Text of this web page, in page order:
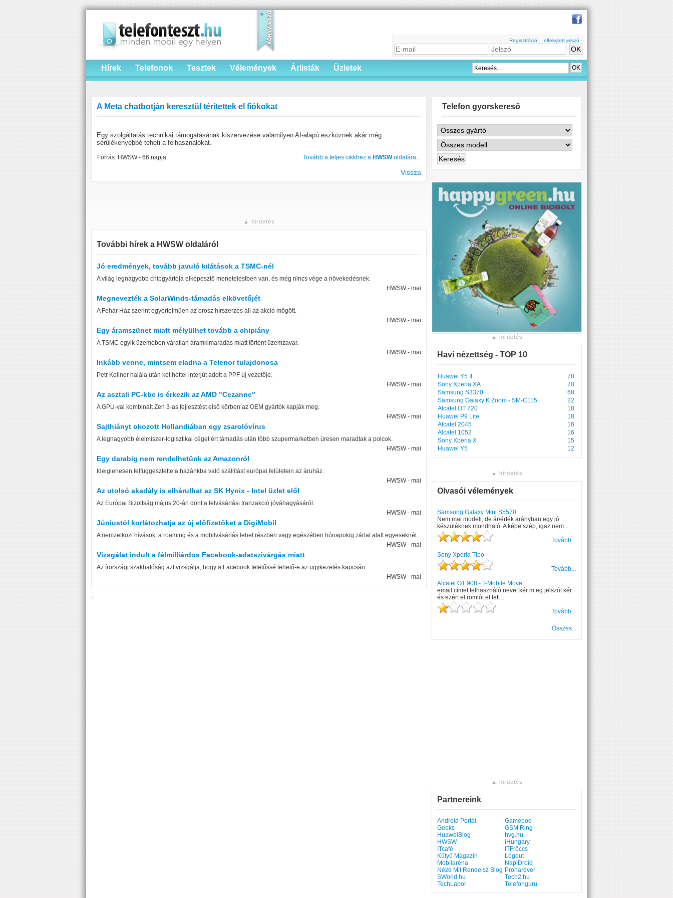
Regisztráció elfelejtett jelszó
Hírek Telefonok Tesztek Vélemények Árlisták Üzletek
A Meta chatbotján keresztül térítettek el fiókokat
Egy szolgáltatás technikai támogatásának kiszervezése valamilyen AI-alapú eszköznek akár még
sérülékenyebbé teheti a felhasználókat.
Forrás: HWSW - 66 napja Tovább a teljes cikkhez a HWSWoldalára...
Vissza
▲ hirdetés
További hírek a HWSW oldaláról
Jó eredmények, tovább javuló kilátások a TSMC-nél
A világ legnagyobb chipgyártója elképesztő meneteléstben van, és még nincs vége a növekedésnek.
HWSW - mai
Megnevezték a SolarWinds-támadás elkövetőjét
A Fehár Ház szerint egyértelműen az orosz hírszerzés áll az akció mögött.
HWSW - mai
Egy áramszünet miatt mélyülhet tovább a chipiány
A TSMC egyik üzemében váratlan áramkimaradás miatt történt üzemzavar.
HWSW - mai
Inkább venne, mintsem eladna a Telenor tulajdonosa
Petr Kellner halála után két héttel interjút adott a PPF új vezetője.
HWSW - mai
Az asztali PC-kbe is érkezik az AMD "Cezanne"
A GPU-val kombinált Zen 3-as fejlesztést első körben az OEM gyártók kapják meg.
HWSW - mai
Sajthiányt okozott Hollandiában egy zsarolóvírus
A legnagyobb élelmiszer-logisztikai céget ért támadás után több szupermarketben üresen maradtak a polcok.
HWSW - mai
Egy darabig nem rendelhetünk az Amazonról
Ideiglenesen felfüggesztette a hazánkba való szállítást európai felületein az áruház.
HWSW - mai
Az utolsó akadály is elhárulhat az SK Hynix - Intel üzlet elől
Az Európai Bizottság május 20-án dönt a felvásárlási tranzakció jóváhagyásáról.
HWSW - mai
Júniustól korlátozhatja az új előfizetőket a DigiMobil
A nemzetközi hívások, a roaming és a mobilvásárlás lehet részben vagy egészében hónapokig zárlat alatt egyeseknél.
HWSW - mai
Vizsgálat indult a félmilliárdos Facebook-adatszivárgás miatt
Az írországi szakhatóság azt vizsgálja, hogy a Facebook felelőssé tehető-e az ügykezelés kapcsán.
HWSW - mai
C
Telefon gyorskereső
▲ hirdetés
Havi nézettség - TOP 10
Huawei Y5 II
78
Sony Xperia XA
70
Samsung S3370
68
Samsung Galaxy K Zoom - SM-C115
22
Alcatel OT 720
18
Huawei P9 Lite
18
Alcatel 2045
16
Alcatel 1052
16
Sony Xperia X
15
Huawei Y5
12
▲ hirdetés
Olvasói vélemények
Samsung Galaxy Mini S5570
Nem mai modell, de ár/érték arányban egy jó
készüléknek mondható. A képe szép, igaz nem...
Tovább...
Sony Xperia Tipo
Tovább...
Alcatel OT 908 - T-Mobile Move
email címet felhasználó nevet kér m eg jelszót kér
és ezért el romlót el lett...
Tovább...
Összes...
▲ hirdetés
Partnereink
Android Portál
Gamepod
Geeks
GSM Ring
HuaweiBlog
hvg.hu
HWSW
iHungary
ITcafé
ITFröccs
Kütyü Magazin
Logout
Mobilaréna
NapiDroid
Nézd Mit Rendelsz Blog Prohardver
SWorld.hu
Tech2.hu
TechLabor
Telefonguru